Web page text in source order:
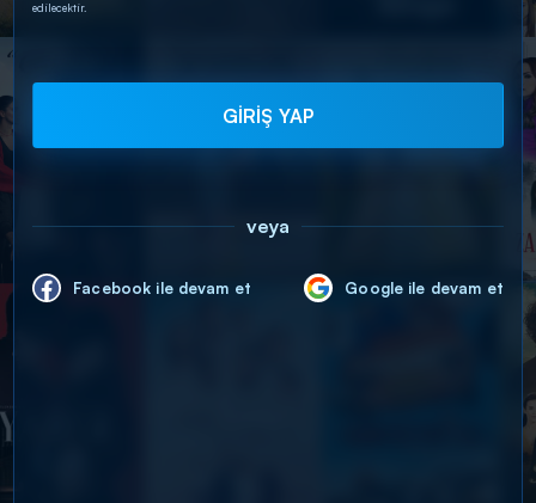
edilecektir.
GİRİŞ YAP
veya
Facebook ile devam et Google ile devam et